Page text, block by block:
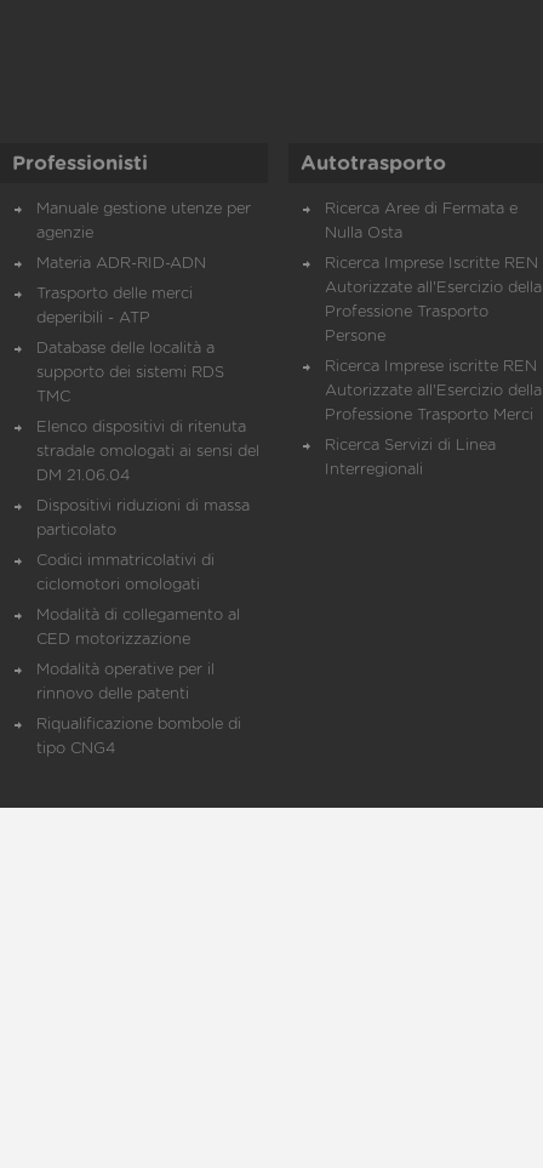
Professionisti
Manuale gestione utenze per
agenzie
Materia ADR-RID-ADN
Trasporto delle merci
deperibili - ATP
Database delle località a
supporto dei sistemi RDS
TMC
Elenco dispositivi di ritenuta
stradale omologati ai sensi del
DM 21.06.04
Dispositivi riduzioni di massa
particolato
Codici immatricolativi di
ciclomotori omologati
Modalità di collegamento al
CED motorizzazione
Modalità operative per il
rinnovo delle patenti
Riqualificazione bombole di
tipo CNG4
Autotrasporto
Ricerca Aree di Fermata e
Nulla Osta
Ricerca Imprese Iscritte REN
Autorizzate all'Esercizio della
Professione Trasporto
Persone
Ricerca Imprese iscritte REN
Autorizzate all'Esercizio della
Professione Trasporto Merci
Ricerca Servizi di Linea
Interregionali